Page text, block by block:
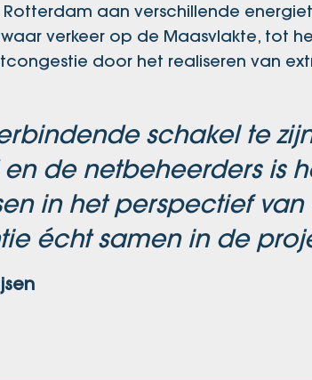
aan verschillende
verkeer op de Maasvlakte, tot
door het realiseren van
schakel te
de netbeheerders is
in het perspectief
écht samen in de